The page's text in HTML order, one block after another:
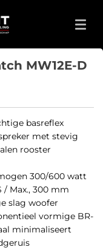
MW12E-D
basreflex
met stevig
rooster
300/600 watt
/ Max., 300 mm
slag woofer
vormige BR-
minimaliseert